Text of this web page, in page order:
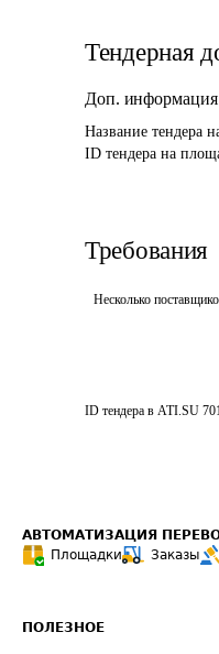
Тендерная
Доп. информация
Название тендера
ID тендера на
Требования
Несколько
ID тендера в ATI.SU
АВТОМАТИЗАЦИЯ
Площадки
Заказы
ПОЛЕЗНОЕ